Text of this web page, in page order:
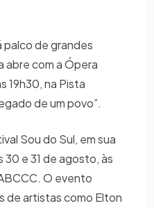
palco de grandes
abre com a Ópera
19h30, na Pista
de um povo”.
Sou do Sul, em sua
e 31 de agosto, às
O evento
de artistas como Elton